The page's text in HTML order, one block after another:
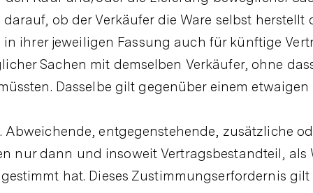
ob der Verkäufer die Ware selbst herstellt
ihrer jeweiligen Fassung auch für künftige
Sachen mit demselben Verkäufer, ohne
Dasselbe gilt gegenüber einem etwaigen
Abweichende, entgegenstehende, zusätzliche
nur dann und insoweit Vertragsbestandteil, als
hat. Dieses Zustimmungserfordernis gilt